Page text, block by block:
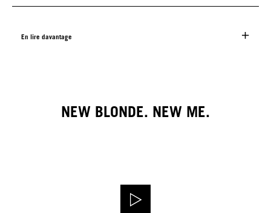
En lire davantage
NEW BLONDE. NEW ME.